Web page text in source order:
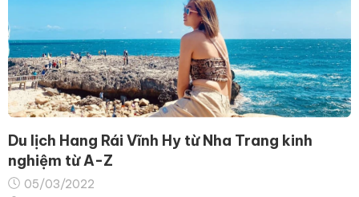
Du lịch Hang Rái Vĩnh Hy từ Nha Trang kinh
nghiệm từ A-Z
05/03/2022